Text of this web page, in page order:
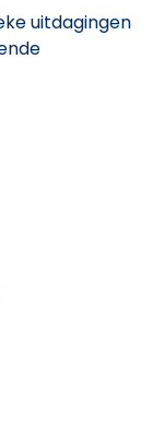
uitdagingen